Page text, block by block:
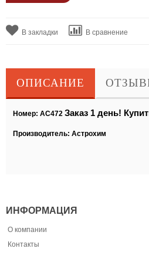
В закладки В сравнение
ОПИСАНИЕ
Номер: АС472 Заказ 1 день!
Производитель: Астрохим
ИНФОРМАЦИЯ
О компании
Контакты